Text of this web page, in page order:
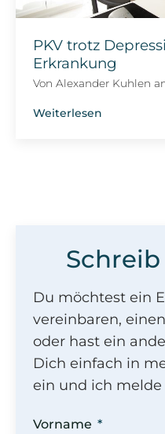
PKV trotz
Erkrankung
VonAlexander Kuhlen
Weiterlesen
Du möchtest ein
vereinbaren,
oder hast ein
Dich einfach in
ein und ich
Vorname